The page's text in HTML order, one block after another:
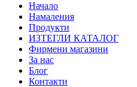
Начало
Намаления
Продукти
ИЗТЕГЛИ КАТАЛОГ
Фирмени магазини
За нас
Блог
Контакти